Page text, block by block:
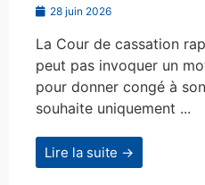
28 juin 2026
La Cour de cassation
peut pas invoquer un
pour donner congé à
souhaite uniquement ...
Lire la suite →